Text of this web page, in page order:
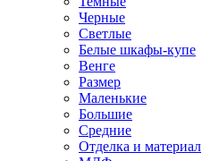
Черные
Светлые
Белые шкафы-купе
Венге
Размер
Маленькие
Большие
Средние
Отделка и материал